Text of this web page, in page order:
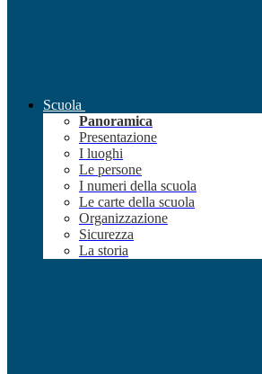
Scuola
Panoramica
Presentazione
I luoghi
Le persone
I numeri della scuola
Le carte della scuola
Organizzazione
Sicurezza
La storia